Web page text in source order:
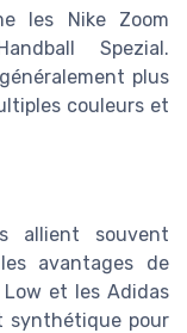
les Nike Zoom
Spezial.
plus
couleurs et
allient souvent
avantages de
Low et les Adidas
synthétique pour